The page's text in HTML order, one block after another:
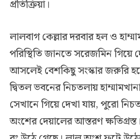
প্রতিক্রিয়া।
লালবাগ কেল্লার দরবার হল ও
পরিস্থিতি জানতে সরেজমিন গিয়ে
আসলেই বেশকিছু সংস্কার জরুরি
দ্বিতল ভবনের নিচতলায়
সেখানে গিয়ে দেখা যায়, পুরো
অংশের দেয়ালের আস্তরণ